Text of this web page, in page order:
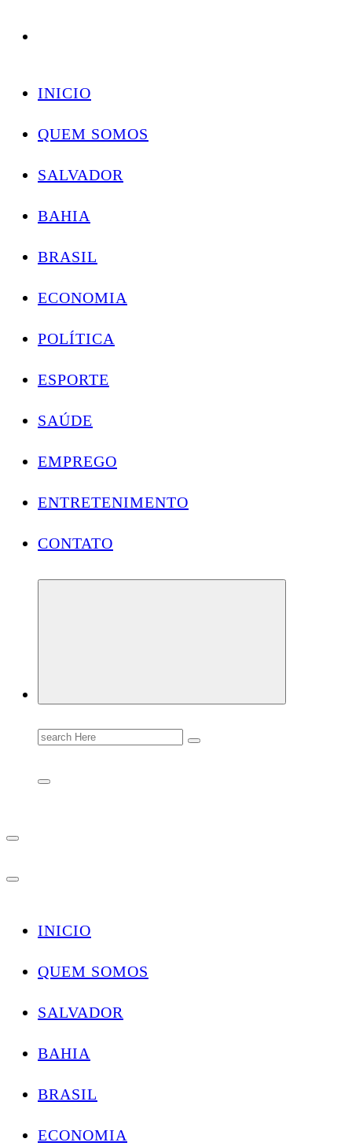
Skip
INICIO
QUEM SOMOS
SALVADOR
BAHIA
BRASIL
ECONOMIA
POLÍTICA
ESPORTE
SAÚDE
EMPREGO
ENTRETENIMENTO
CONTATO
Search
for:
INICIO
QUEM SOMOS
SALVADOR
BAHIA
BRASIL
ECONOMIA